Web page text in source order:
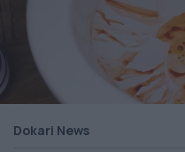
Dokari News